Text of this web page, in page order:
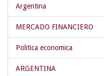
Argentina
MERCADO FINANCIERO
Politica economica
ARGENTINA